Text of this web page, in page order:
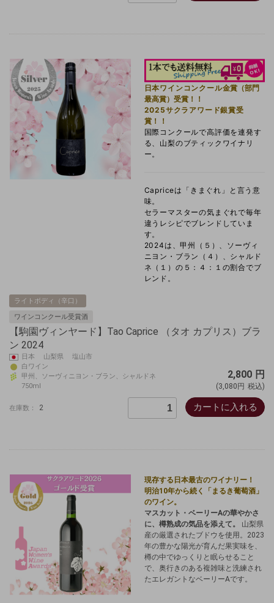
日本ワインコンクール金賞（部門
最高賞）受賞！！
2025サクラアワード銀賞受
賞！！
国際コンクールで高評価を連発す
る、山梨のブティックワイナリ
ー。
Capriceは「きまぐれ」と言う意
味。
セラーマスターの気まぐれで毎年
違うレシピでブレンドしていま
す。
2024は、甲州（５）、ソーヴィ
ニヨン・ブラン（４）、シャルド
ネ（１）の５：４：１の割合でブ
レンド。
ライトボディ（辛口）
ワインコンクール受賞酒
【駒園ヴィンヤード】Tao Caprice （タオ カプリス）ブラ
ン 2024
日本 山梨県 塩山市
白ワイン
甲州、ソーヴィニヨン・ブラン、シャルドネ
750ml
2,800 円
(3,080円 税込)
在庫数： 2 カートに入れる
現存する日本最古のワイナリー！
明治10年から続く「まるき葡萄酒」
のワイン。
マスカット・ベーリーAの華やかさ
に、樽熟成の気品を添えて。
山梨県
産の厳選されたブドウを使用。2023
年の豊かな陽光が育んだ果実味を、
樽の中でゆっくりと眠らせること
で、奥行きのある複雑味と洗練され
たエレガントなベーリーAです。